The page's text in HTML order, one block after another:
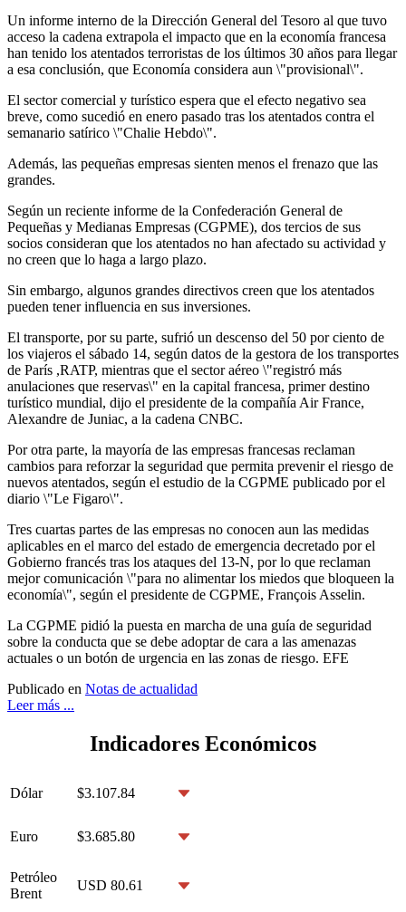
Un informe interno de la Dirección General del Tesoro al que tuvo
acceso la cadena extrapola el impacto que en la economía francesa
han tenido los atentados terroristas de los últimos 30 años para llegar
a esa conclusión, que Economía considera aun \"provisional\".
El sector comercial y turístico espera que el efecto negativo sea
breve, como sucedió en enero pasado tras los atentados contra el
semanario satírico \"Chalie Hebdo\".
Además, las pequeñas empresas sienten menos el frenazo que las
grandes.
Según un reciente informe de la Confederación General de
Pequeñas y Medianas Empresas (CGPME), dos tercios de sus
socios consideran que los atentados no han afectado su actividad y
no creen que lo haga a largo plazo.
Sin embargo, algunos grandes directivos creen que los atentados
pueden tener influencia en sus inversiones.
El transporte, por su parte, sufrió un descenso del 50 por ciento de
los viajeros el sábado 14, según datos de la gestora de los transportes
de París ,RATP, mientras que el sector aéreo \"registró más
anulaciones que reservas\" en la capital francesa, primer destino
turístico mundial, dijo el presidente de la compañía Air France,
Alexandre de Juniac, a la cadena CNBC.
Por otra parte, la mayoría de las empresas francesas reclaman
cambios para reforzar la seguridad que permita prevenir el riesgo de
nuevos atentados, según el estudio de la CGPME publicado por el
diario \"Le Figaro\".
Tres cuartas partes de las empresas no conocen aun las medidas
aplicables en el marco del estado de emergencia decretado por el
Gobierno francés tras los ataques del 13-N, por lo que reclaman
mejor comunicación \"para no alimentar los miedos que bloqueen la
economía\", según el presidente de CGPME, François Asselin.
La CGPME pidió la puesta en marcha de una guía de seguridad
sobre la conducta que se debe adoptar de cara a las amenazas
actuales o un botón de urgencia en las zonas de riesgo. EFE
Publicado en Notas de actualidad
Leer más ...
Indicadores Económicos
Dólar $3.107.84
Euro $3.685.80
Petróleo
Brent
USD 80.61